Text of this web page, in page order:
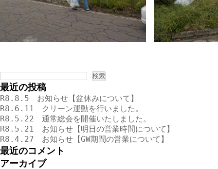
検
索:
最近の投稿
R8.8.5 お知らせ【盆休みについて】
R8.6.11 クリーン運動を行いました。
R8.5.22 通常総会を開催いたしました。
R8.5.21 お知らせ【明日の営業時間について】
R8.4.27 お知らせ【GW期間の営業について】
最近のコメント
アーカイブ